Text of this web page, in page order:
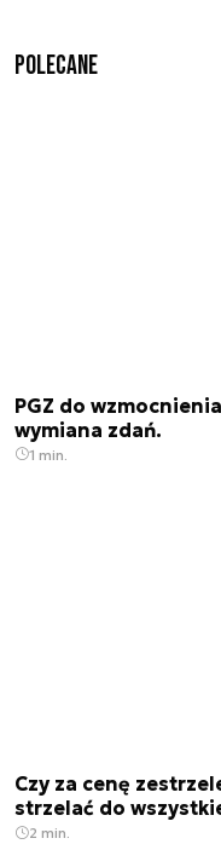
Polecane
PGZ do
wymiana zdań.
1 min.
Czy za cenę
strzelać do
2 min.